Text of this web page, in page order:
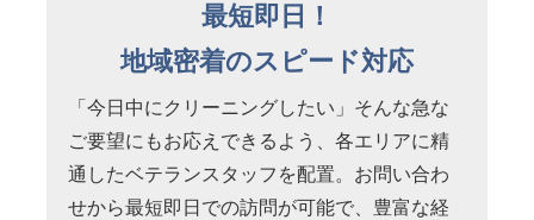
最短即日！
地域密着のスピード対応
「今日中にクリーニングしたい」そんな急な
ご要望にもお応えできるよう、各エリアに精
通したベテランスタッフを配置。お問い合わ
せから最短即日での訪問が可能で、豊富な経